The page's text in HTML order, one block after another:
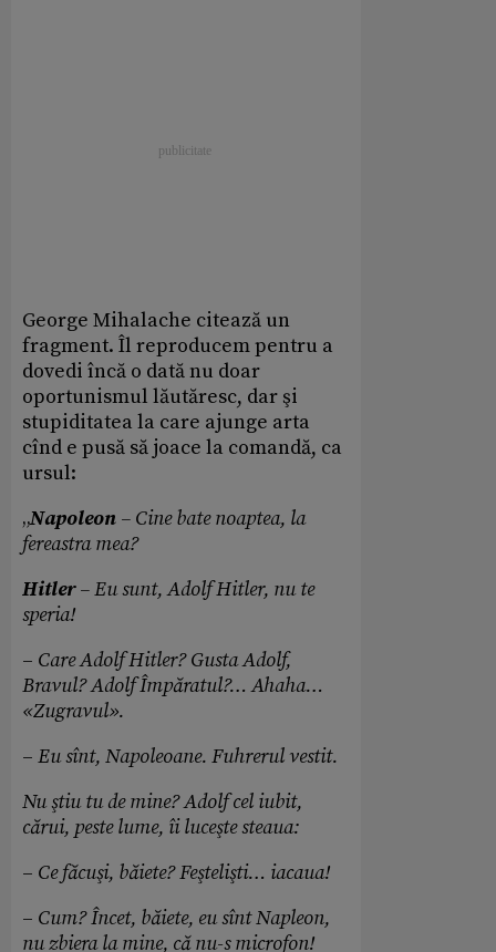
George Mihalache citează un
fragment. Îl reproducem pentru a
dovedi încă o dată nu doar
oportunismul lăutăresc, dar şi
stupiditatea la care ajunge arta
cînd e pusă să joace la comandă, ca
ursul:
„Napoleon – Cine bate noaptea, la
fereastra mea?
Hitler– Eu sunt, Adolf Hitler, nu te
speria!
– Care Adolf Hitler? Gusta Adolf,
Bravul? Adolf Împăratul?… Ahaha…
«Zugravul».
– Eu sînt, Napoleoane. Fuhrerul vestit.
Nu ştiu tu de mine? Adolf cel iubit,
cărui, peste lume, îi luceşte steaua:
– Ce făcuşi, băiete? Feştelişti… iacaua!
– Cum? Încet, băiete, eu sînt Napleon,
nu zbiera la mine, că nu-s microfon!